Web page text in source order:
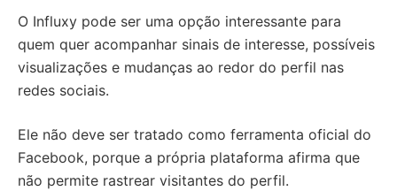
O Influxy pode ser uma opção interessante para
quem quer acompanhar sinais de interesse, possíveis
visualizações e mudanças ao redor do perfil nas
redes sociais.
Ele não deve ser tratado como ferramenta oficial do
Facebook, porque a própria plataforma afirma que
não permite rastrear visitantes do perfil.